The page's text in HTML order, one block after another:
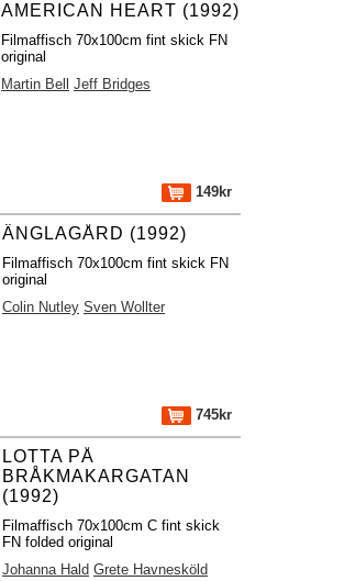
AMERICAN HEART (1992)
Filmaffisch 70x100cm fint skick FN
original
Martin Bell
Jeff Bridges
149kr
ÄNGLAGÅRD (1992)
Filmaffisch 70x100cm fint skick FN
original
Colin Nutley Sven Wollter
745kr
LOTTA PÅ
BRÅKMAKARGATAN
(1992)
Filmaffisch 70x100cm C fint skick
FN folded original
Johanna Hald Grete Havnesköld